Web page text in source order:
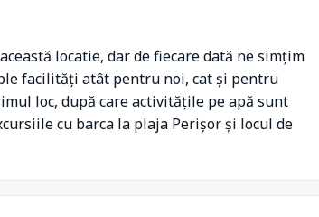
locatie, dar de fiecare dată ne simțim
facilități atât pentru noi, cat și pentru
loc, după care activitățile pe apă sunt
cu barca la plaja Perișor și locul de